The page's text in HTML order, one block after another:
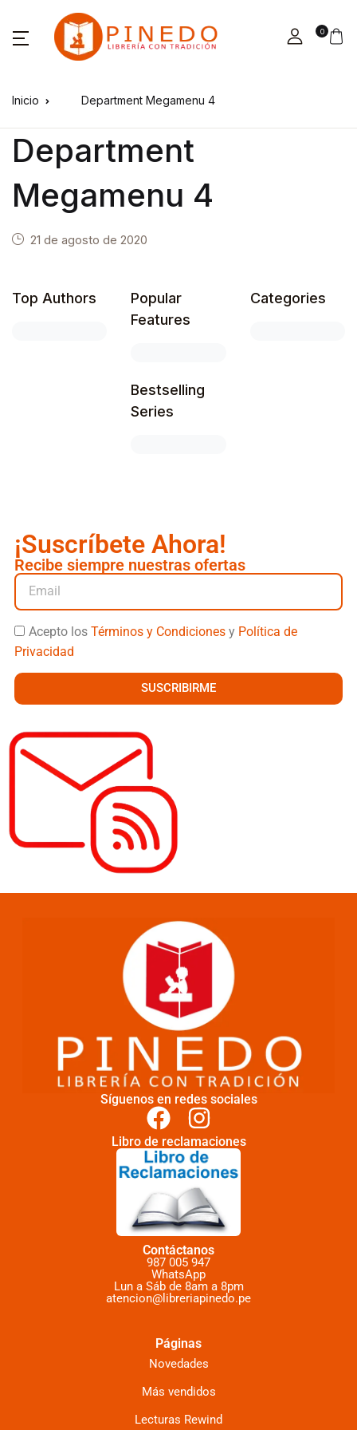
0
Inicio Department Megamenu 4
Department
Megamenu 4
21 de agosto de 2020
Top Authors
Popular
Features
Bestselling
Series
Categories
¡Suscríbete Ahora!
Recibe siempre nuestras ofertas
Acepto los Términos y Condicionesy Política de
Privacidad
SUSCRIBIRME
Síguenos en redes sociales
Libro de reclamaciones
Contáctanos
987 005 947
WhatsApp
Lun a Sáb de 8am a 8pm
atencion@libreriapinedo.pe
Páginas
Novedades
Más vendidos
Lecturas Rewind